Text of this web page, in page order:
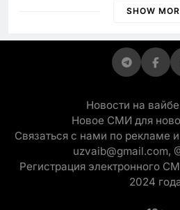
просить
SHOW
Новости на
Новое СМИ для
Связаться с нами по рекламе
uzvaib@gmail.com,
Регистрация электронного
2024